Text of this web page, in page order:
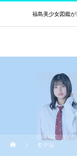
福島美少女図鑑が
モデル